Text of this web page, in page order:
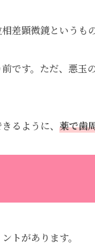
差顕微鏡というも
です。ただ、悪玉
るように、 薬で歯
トがあります。